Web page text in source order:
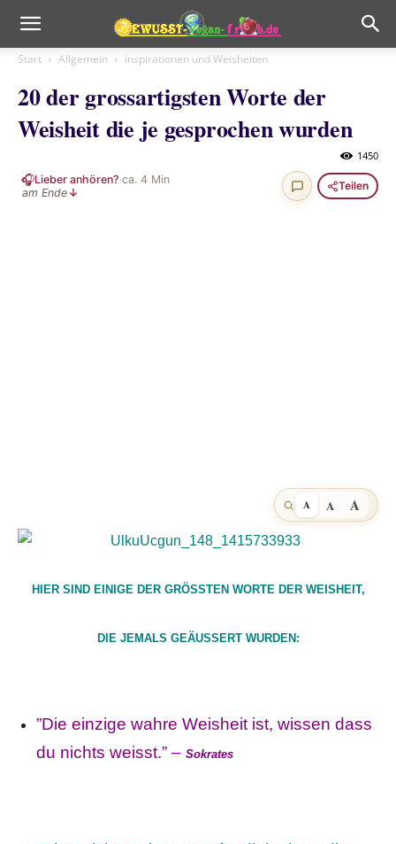
Start Allgemein Inspirationen und Weisheiten
20 der grossartigsten Worte der
Weisheit die je gesprochen wurden
1450
🎧Lieber anhören?·ca. 4 Min
am Ende ↓
Teilen
A A A
HIER SIND EINIGE DER GRÖSSTEN WORTE DER WEISHEIT,
DIE JEMALS GEÄUSSERT WURDEN:
”Die einzige wahre Weisheit ist, wissen dass
du nichts weisst.” – Sokrates